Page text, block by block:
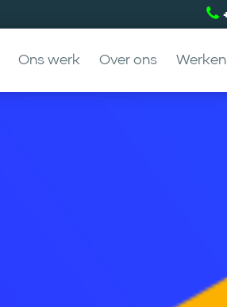
Ons werk Over ons